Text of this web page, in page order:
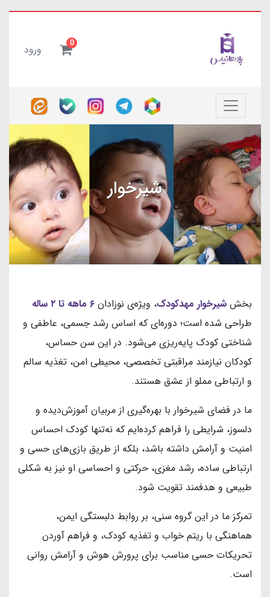
0 ورود
شیرخوار
بخش شیرخوار مهدکودک، ویژه‌ی نوزادان
طراحی شده است؛ دوره‌ای که اساس رشد جسمی، عاطفی و
شناختی کودک پایه‌ریزی می‌شود. در این سن حساس،
کودکان نیازمند مراقبتی تخصصی، محیطی امن، تغذیه سالم
و ارتباطی مملو از عشق هستند.
ما در فضای شیرخوار با بهره‌گیری از مربیان آموزش‌دیده و
دلسوز، شرایطی را فراهم کرده‌ایم که نه‌تنها کودک احساس
امنیت و آرامش داشته باشد، بلکه از طریق بازی‌های حسی و
ارتباطی ساده، رشد مغزی، حرکتی و احساسی او نیز به شکلی
طبیعی و هدفمند تقویت شود.
تمرکز ما در این گروه سنی، بر روابط دلبستگی ایمن،
هماهنگی با ریتم خواب و تغذیه کودک، و فراهم آوردن
تحریکات حسی مناسب برای پرورش هوش و آرامش روانی
است.